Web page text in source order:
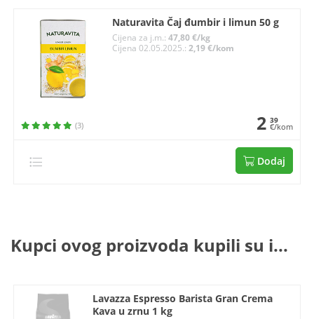
Naturavita Čaj đumbir i limun 50 g
Cijena za j.m.:47,80 €/kg
Cijena 02.05.2025.:2,19 €/kom
(3) 2 39
€/kom
Dodaj
Kupci ovog proizvoda kupili su i...
Lavazza Espresso Barista Gran Crema
Kava u zrnu 1 kg